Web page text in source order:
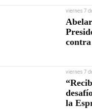
viernes 7
viernes 7
la